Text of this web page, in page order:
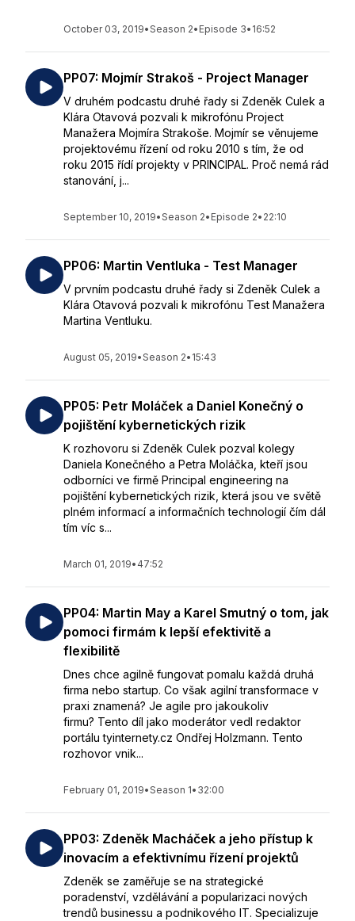
October 03, 2019•Season 2• Episode 3• 16:52
PP07: Mojmír Strakoš - Project Manager
V druhém podcastu druhé řady si Zdeněk Culek a
Klára Otavová pozvali k mikrofónu Project
Manažera Mojmíra Strakoše. Mojmír se věnujeme
projektovému řízení od roku 2010 s tím, že od
roku 2015 řídí projekty v PRINCIPAL. Proč nemá rád
stanování, j...
September 10, 2019•Season 2• Episode 2• 22:10
PP06: Martin Ventluka - Test Manager
V prvním podcastu druhé řady si Zdeněk Culek a
Klára Otavová pozvali k mikrofónu Test Manažera
Martina Ventluku.
August 05, 2019•Season 2• 15:43
PP05: Petr Moláček a Daniel Konečný o
pojištění kybernetických rizik
K rozhovoru si Zdeněk Culek pozval kolegy
Daniela Konečného a Petra Moláčka, kteří jsou
odborníci ve firmě Principal engineering na
pojištění kybernetických rizik, která jsou ve světě
plném informací a informačních technologií čím dál
tím víc s...
March 01, 2019• 47:52
PP04: Martin May a Karel Smutný o tom, jak
pomoci firmám k lepší efektivitě a
flexibilitě
Dnes chce agilně fungovat pomalu každá druhá
firma nebo startup. Co však agilní transformace v
praxi znamená? Je agile pro jakoukoliv
firmu? Tento díl jako moderátor vedl redaktor
portálu tyinternety.cz Ondřej Holzmann. Tento
rozhovor vnik...
February 01, 2019•Season 1• 32:00
PP03: Zdeněk Macháček a jeho přístup k
inovacím a efektivnímu řízení projektů
Zdeněk se zaměřuje se na strategické
poradenství, vzdělávání a popularizaci nových
trendů businessu a podnikového IT. Specializuje